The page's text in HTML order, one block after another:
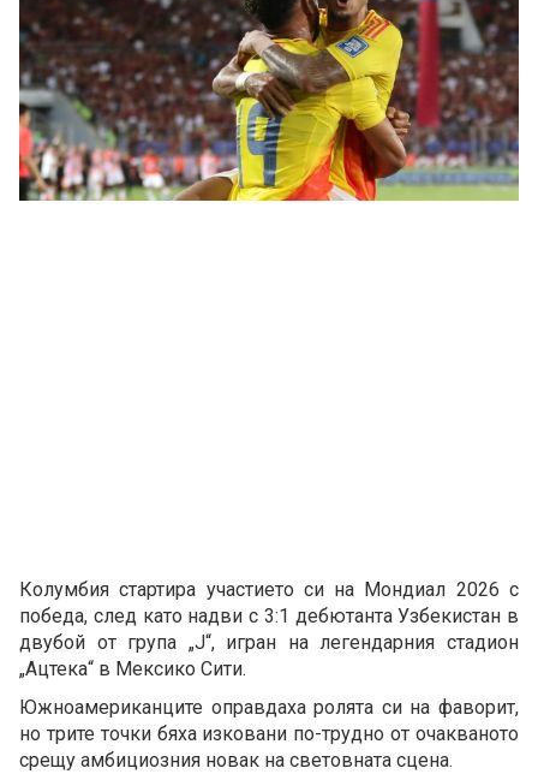
Колумбия стартира участието си на Мондиал 2026 с
победа, след като надви с 3:1 дебютанта Узбекистан в
двубой от група „J“, игран на легендарния стадион
„Ацтека“ в Мексико Сити.
Южноамериканците оправдаха ролята си на фаворит,
но трите точки бяха изковани по-трудно от очакваното
срещу амбициозния новак на световната сцена.